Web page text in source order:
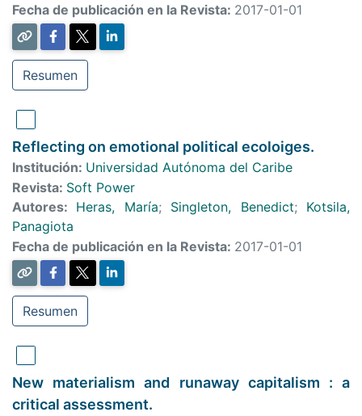
Fecha de publicación en la Revista: 2017-01-01
Resumen
Reflecting on emotional political ecoloiges.
Institución: Universidad Autónoma del Caribe
Revista: Soft Power
Autores: Heras, María; Singleton, Benedict; Kotsila,
Panagiota
Fecha de publicación en la Revista: 2017-01-01
Resumen
New materialism and runaway capitalism : a
critical assessment.